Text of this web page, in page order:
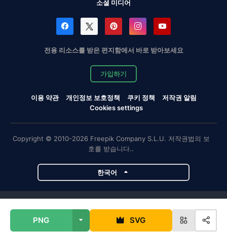
PNG SVG
소셜 미디어
전용 리소스를 받은 편지함에서 바로 받아보세요
가입하기
이용 약관 개인정보 보호정책 쿠키 정책
저작권 알림
Cookies settings
Copyright © 2010-2026 Freepik Company S.L.U. 저작권법의 보
호를 받습니다..
한국어